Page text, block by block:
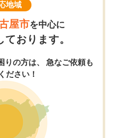
地域
屋市を中心に
おります。
りの方は、 急なご依頼も
ださい！